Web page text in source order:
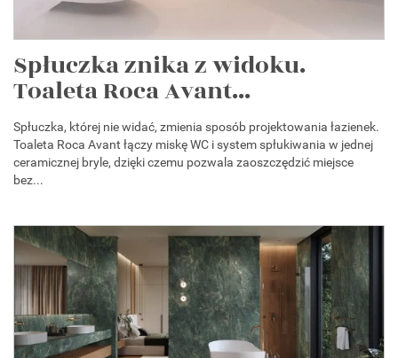
Spłuczka znika z widoku.
Toaleta Roca Avant...
Spłuczka, której nie widać, zmienia sposób projektowania łazienek.
Toaleta Roca Avant łączy miskę WC i system spłukiwania w jednej
ceramicznej bryle, dzięki czemu pozwala zaoszczędzić miejsce
bez...